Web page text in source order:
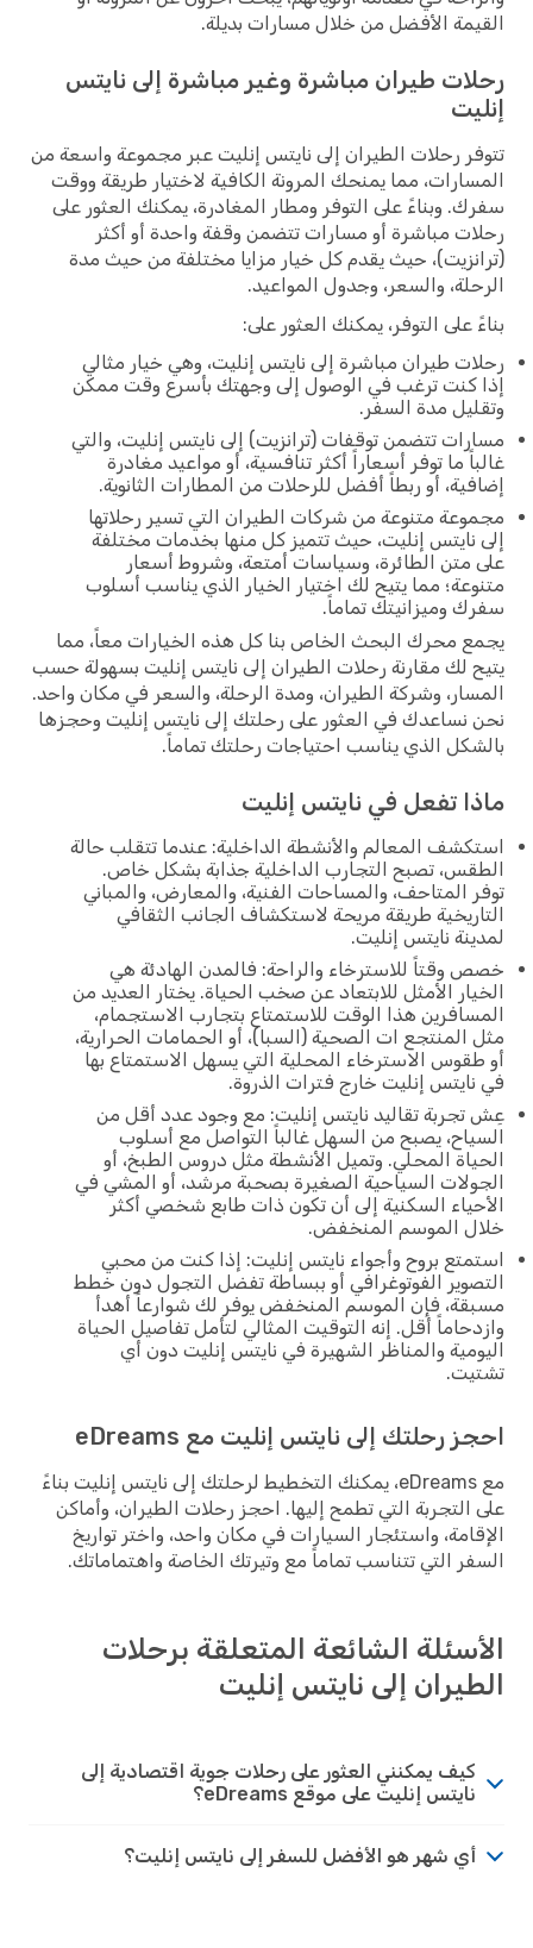
القيمة الأفضل من خلال مسارات بديلة.
رحلات طيران مباشرة وغير مباشرة إلى نايتس
إنليت
تتوفر رحلات الطيران إلى نايتس إنليت عبر مجموعة واسعة من
المسارات، مما يمنحك المرونة الكافية لاختيار طريقة ووقت
سفرك. وبناءً على التوفر ومطار المغادرة، يمكنك العثور على
رحلات مباشرة أو مسارات تتضمن وقفة واحدة أو أكثر
(ترانزيت)، حيث يقدم كل خيار مزايا مختلفة من حيث مدة
الرحلة، والسعر، وجدول المواعيد.
بناءً على التوفر، يمكنك العثور على:
رحلات طيران مباشرة إلى نايتس إنليت، وهي خيار مثالي
إذا كنت ترغب في الوصول إلى وجهتك بأسرع وقت ممكن
وتقليل مدة السفر.
مسارات تتضمن توقفات (ترانزيت) إلى نايتس إنليت، والتي
غالباً ما توفر أسعاراً أكثر تنافسية، أو مواعيد مغادرة
إضافية، أو ربطاً أفضل للرحلات من المطارات الثانوية.
مجموعة متنوعة من شركات الطيران التي تسير رحلاتها
إلى نايتس إنليت، حيث تتميز كل منها بخدمات مختلفة
على متن الطائرة، وسياسات أمتعة، وشروط أسعار
متنوعة؛ مما يتيح لك اختيار الخيار الذي يناسب أسلوب
سفرك وميزانيتك تماماً.
يجمع محرك البحث الخاص بنا كل هذه الخيارات معاً، مما
يتيح لك مقارنة رحلات الطيران إلى نايتس إنليت بسهولة حسب
المسار، وشركة الطيران، ومدة الرحلة، والسعر في مكان واحد.
نحن نساعدك في العثور على رحلتك إلى نايتس إنليت وحجزها
بالشكل الذي يناسب احتياجات رحلتك تماماً.
ماذا تفعل في نايتس إنليت
استكشف المعالم والأنشطة الداخلية: عندما تتقلب حالة
الطقس، تصبح التجارب الداخلية جذابة بشكل خاص.
توفر المتاحف، والمساحات الفنية، والمعارض، والمباني
التاريخية طريقة مريحة لاستكشاف الجانب الثقافي
لمدينة نايتس إنليت.
خصص وقتاً للاسترخاء والراحة: فالمدن الهادئة هي
الخيار الأمثل للابتعاد عن صخب الحياة. يختار العديد من
المسافرين هذا الوقت للاستمتاع بتجارب الاستجمام،
مثل المنتجع ات الصحية (السبا)، أو الحمامات الحرارية،
أو طقوس الاسترخاء المحلية التي يسهل الاستمتاع بها
في نايتس إنليت خارج فترات الذروة.
عِش تجربة تقاليد نايتس إنليت: مع وجود عدد أقل من
السياح، يصبح من السهل غالباً التواصل مع أسلوب
الحياة المحلي. وتميل الأنشطة مثل دروس الطبخ، أو
الجولات السياحية الصغيرة بصحبة مرشد، أو المشي في
الأحياء السكنية إلى أن تكون ذات طابع شخصي أكثر
خلال الموسم المنخفض.
استمتع بروح وأجواء نايتس إنليت: إذا كنت من محبي
التصوير الفوتوغرافي أو ببساطة تفضل التجول دون خطط
مسبقة، فإن الموسم المنخفض يوفر لك شوارعاً أهدأ
وازدحاماً أقل. إنه التوقيت المثالي لتأمل تفاصيل الحياة
اليومية والمناظر الشهيرة في نايتس إنليت دون أي
تشتيت.
احجز رحلتك إلى نايتس إنليت مع eDreams
مع eDreams، يمكنك التخطيط لرحلتك إلى نايتس إنليت بناءً
على التجربة التي تطمح إليها. احجز رحلات الطيران، وأماكن
الإقامة، واستئجار السيارات في مكان واحد، واختر تواريخ
السفر التي تتناسب تماماً مع وتيرتك الخاصة واهتماماتك.
الأسئلة الشائعة المتعلقة برحلات
الطيران إلى نايتس إنليت
كيف يمكنني العثور على رحلات جوية اقتصادية إلى
نايتس إنليت على موقع eDreams؟
أي شهر هو الأفضل للسفر إلى نايتس إنليت؟